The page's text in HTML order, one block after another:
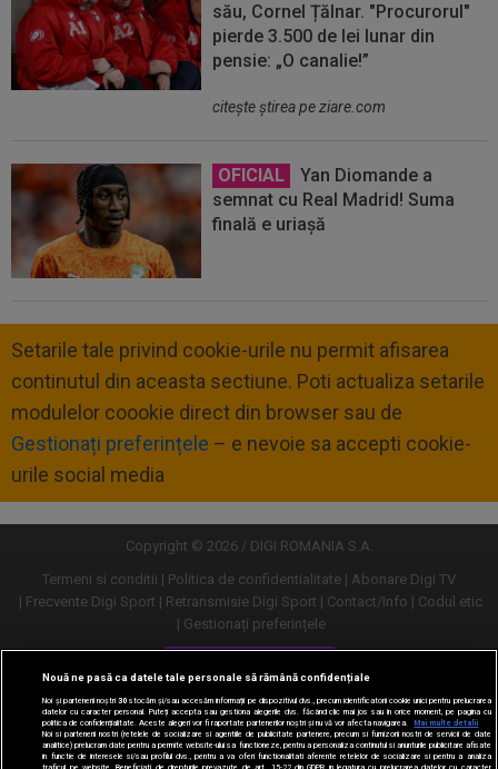
său, Cornel Țălnar. "Procurorul"
pierde 3.500 de lei lunar din
pensie: „O canalie!”
citeşte ştirea pe ziare.com
OFICIAL
Yan Diomande a
semnat cu Real Madrid! Suma
finală e uriașă
Setarile tale privind cookie-urile nu permit afisarea
continutul din aceasta sectiune. Poti actualiza setarile
modulelor coookie direct din browser sau de
Gestionați preferințele – e nevoie sa accepti cookie-
urile social media
Copyright © 2026 / DIGI ROMANIA S.A.
Termeni si conditii
Politica de confidentialitate
Abonare Digi TV
Frecvente Digi Sport
Retransmisie Digi Sport Contact/Info
Codul etic
Gestionați preferințele
Versiune desktop
Nouă ne pasă ca datele tale personale să rămână confidențiale
Noi și partenerii noștri30stocăm și/sau accesăm informații pe dispozitivul dvs., precum identificatorii cookie unici pentru prelucrarea
datelor cu caracter personal. Puteți accepta sau gestiona alegerile dvs. făcând clic mai jos sau în orice moment, pe pagina cu
politica de confidențialitate. Aceste alegeri vor fi raportate partenerilor noștri și nu vă vor afecta navigarea.
Mai multe detalii
Noi si partenerii nostri (retelele de socializare si agentiile de publicitate partenere, precum si furnizorii nostri de servicii de date
analitice) prelucram date pentru a permite website-ului sa functioneze, pentru a personaliza continutul si anunturile publicitare afisate
in functie de interesele si/sau profilul dvs., pentru a va oferi functionalitati aferente retelelor de socializare si pentru a analiza